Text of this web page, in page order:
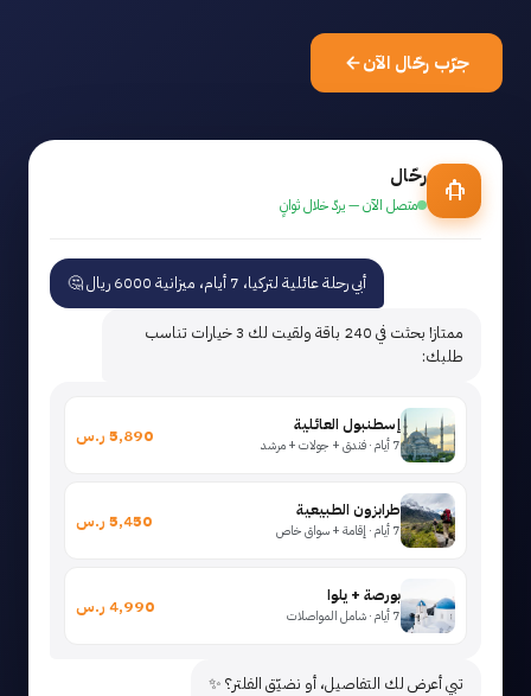
جرّب رحّال الآن
رحّال
متصل الآن — يردّ خلال ثوانٍ
أبي رحلة عائلية لتركيا، 7 أيام، ميزانية 6000 ريال 🤔
ممتاز! بحثت في 240 باقة ولقيت لك 3 خيارات تناسب
طلبك:
إسطنبول العائلية
7 أيام · فندق + جولات + مرشد 5,890 ر.س
طرابزون الطبيعية
7 أيام · إقامة + سواق خاص 5,450 ر.س
بورصة + يلوا
7 أيام · شامل المواصلات 4,990 ر.س
تبي أعرض لك التفاصيل، أو نضيّق الفلتر؟ ✨